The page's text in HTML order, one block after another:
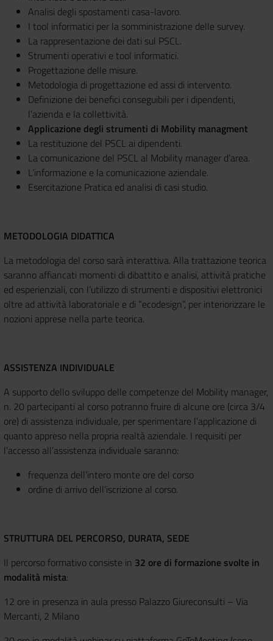
Analisi degli spostamenti casa-lavoro.
I tool informatici per la somministrazione delle survey.
La rappresentazione dei dati sul PSCL.
Strumenti operativi e tool informatici.
Progettazione delle misure.
Metodologia di progettazione ed assi di intervento.
Definizione dei benefici conseguibili per i dipendenti,
l’azienda e la collettività.
Applicazione degli strumenti di Mobility managment
La restituzione del PSCL ai dipendenti.
La comunicazione del PSCL al Mobility manager d’area.
L’informazione e la comunicazione aziendale.
Esercitazione Pratica ed analisi di casi studio.
METODOLOGIA DIDATTICA
La metodologia del corso sarà interattiva. Alla trattazione teorica
saranno affiancati momenti di dibattito e analisi, attività pratiche
ed esperienziali, con l’utilizzo di strumenti e dispositivi elettronici
oltre ad attività laboratoriale e di “ecodesign”, per interiorizzare le
nozioni apprese nella parte teorica.
ASSISTENZA INDIVIDUALE
A supporto dello sviluppo delle competenze del Mobility manager,
n. 20 partecipanti al corso potranno fruire di alcune ore (circa 3/4
ore) di assistenza individuale, per sperimentare l’applicazione di
quanto appreso nella propria realtà aziendale. I requisiti per
l’accesso all’assistenza individuale saranno:
frequenza dell’intero monte ore del corso
ordine di arrivo dell’iscrizione al corso.
STRUTTURA DEL PERCORSO, DURATA, SEDE
Il percorso formativo consiste in 32 ore di formazione svolte in
modalità mista:
12 ore in presenza in aula presso Palazzo Giureconsulti – Via
Mercanti, 2 Milano